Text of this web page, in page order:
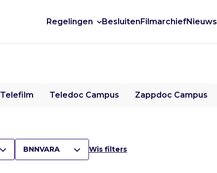
Regelingen BesluitenFilmarchiefNieuws
Telefilm Teledoc Campus Zappdoc Campus
BNNVARA Wis filters